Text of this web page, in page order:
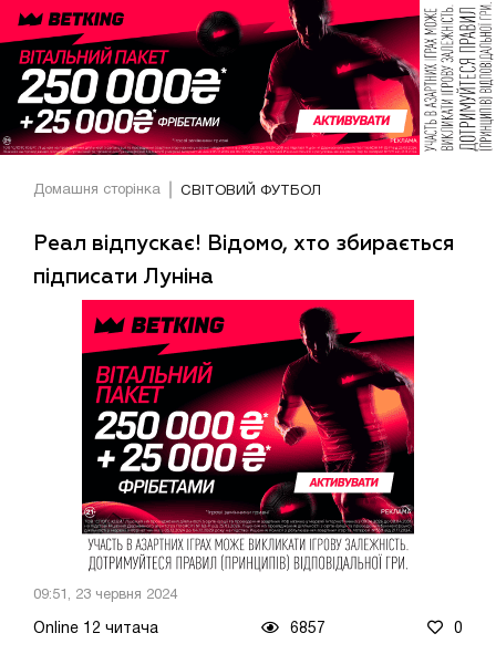
Домашня сторінка СВІТОВИЙ ФУТБОЛ
Реал відпускає! Відомо, хто збирається
підписати Луніна
09:51, 23 червня 2024
Online 12 читача 6857 0